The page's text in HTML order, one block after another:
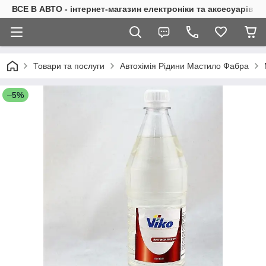
ВСЕ В АВТО - інтернет-магазин електроніки та аксесуарів в
Товари та послуги Автохімія Рідини Мастило Фабра
–5%